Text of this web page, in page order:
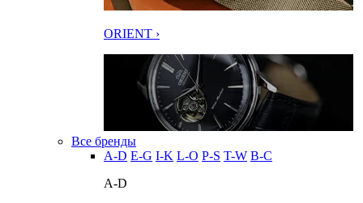
ORIENT ›
Все бренды
A-D E-G I-K L-O P-S T-W В-С
A-D